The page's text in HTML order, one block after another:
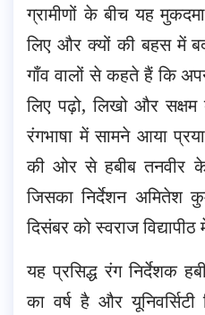
ग्रामीणों के बीच यह
लिए और क्यों की बहस में
गाँव वालों से कहते हैं कि
लिए पढ़ो, लिखो और
रंगभाषा में सामने आया
की ओर से हबीब तनवीर
जिसका निर्देशन अमितेश
दिसंबर को स्वराज
यह प्रसिद्ध रंग निर्देशक
का वर्ष है और